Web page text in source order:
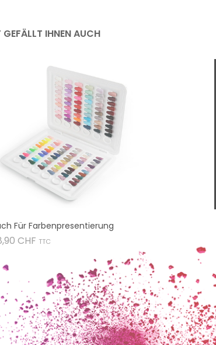
GEFÄLLT IHNEN AUCH
Für Farbenpresentierung
CHF Preis
TTC